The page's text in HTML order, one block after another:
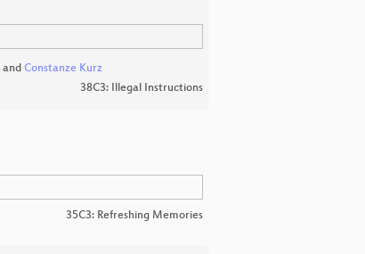
and Constanze Kurz
38C3: Illegal Instructions
35C3: Refreshing Memories